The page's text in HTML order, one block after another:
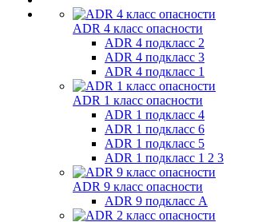
ADR 4 класс опасности
ADR 4 подкласс 2
ADR 4 подкласс 3
ADR 4 подкласс 1
ADR 1 класс опасности
ADR 1 подкласс 4
ADR 1 подкласс 6
ADR 1 подкласс 5
ADR 1 подкласс 1 2 3
ADR 9 класс опасности
ADR 9 подкласс A